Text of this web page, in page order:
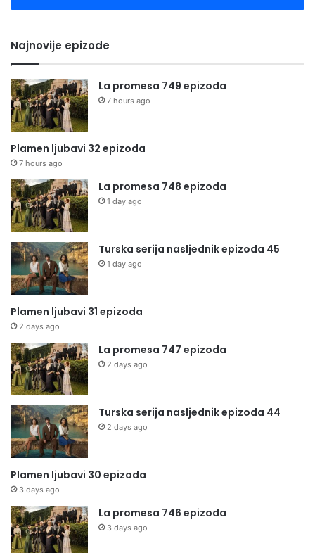
Najnovije epizode
La promesa 749 epizoda
7 hours ago
Plamen ljubavi 32 epizoda
7 hours ago
La promesa 748 epizoda
1 day ago
Turska serija nasljednik epizoda 45
1 day ago
Plamen ljubavi 31 epizoda
2 days ago
La promesa 747 epizoda
2 days ago
Turska serija nasljednik epizoda 44
2 days ago
Plamen ljubavi 30 epizoda
3 days ago
La promesa 746 epizoda
3 days ago